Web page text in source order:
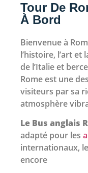
Tour De
À Bord
Bienvenue à
l’histoire, l’art
de l’Italie et
Rome est une
visiteurs par sa
atmosphère
Le Bus anglais
adapté pour les
internationaux,
encore